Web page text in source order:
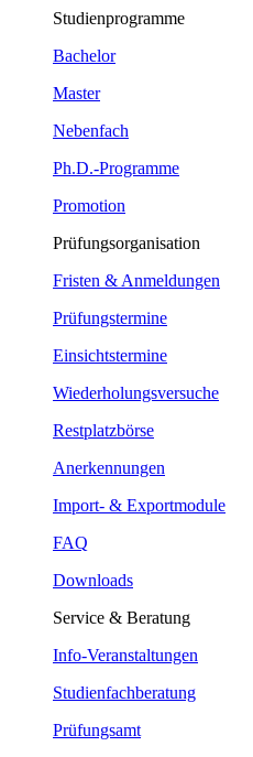
Studienprogramme
Bachelor
Master
Nebenfach
Ph.D.-Programme
Promotion
Prüfungsorganisation
Fristen & Anmeldungen
Prüfungstermine
Einsichtstermine
Wiederholungsversuche
Restplatzbörse
Anerkennungen
Import- & Exportmodule
FAQ
Downloads
Service & Beratung
Info-Veranstaltungen
Studienfachberatung
Prüfungsamt